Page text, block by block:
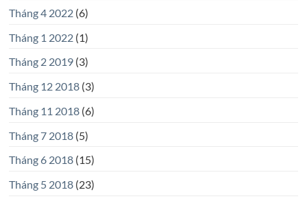
Tháng 4 2022(6)
Tháng 1 2022(1)
Tháng 2 2019(3)
Tháng 12 2018(3)
Tháng 11 2018(6)
Tháng 7 2018(5)
Tháng 6 2018(15)
Tháng 5 2018(23)